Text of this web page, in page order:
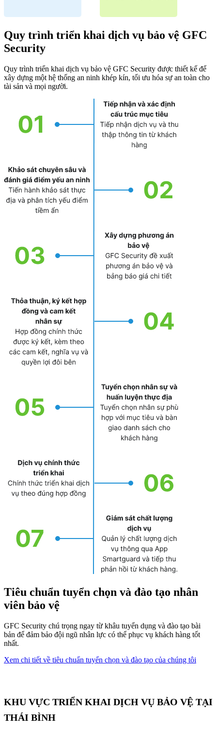
Quy trình triển khai dịch vụ bảo vệ GFC
Security
Quy trình triển khai dịch vụ bảo vệ GFC Security được thiết kế để
xây dựng một hệ thống an ninh khép kín, tối ưu hóa sự an toàn cho
tài sản và mọi người.
Tiêu chuẩn tuyển chọn và đào tạo nhân
viên bảo vệ
GFC Security chú trọng ngay từ khâu tuyển dụng và đào tạo bài
bản để đảm bảo đội ngũ nhân lực có thể phục vụ khách hàng tốt
nhất.
Xem chi tiết về tiêu chuẩn tuyển chọn và đào tạo của chúng tôi
KHU VỰC TRIỂN KHAI DỊCH VỤ BẢO VỆ TẠI
THÁI BÌNH